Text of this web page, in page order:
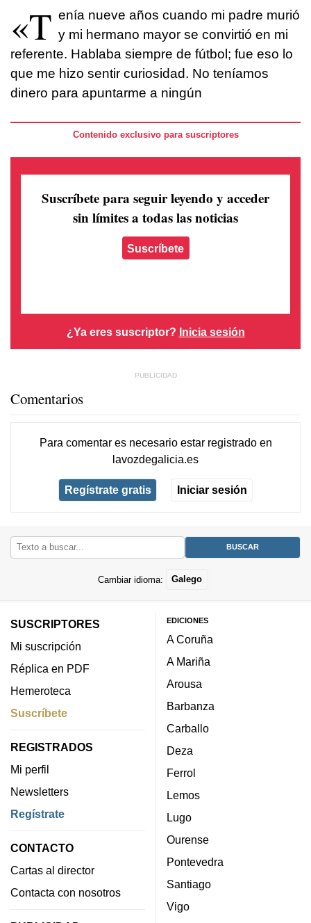
«T enía nueve años cuando mi padre murió
y mi hermano mayor se convirtió en mi
referente. Hablaba siempre de fútbol; fue eso lo
que me hizo sentir curiosidad. No teníamos
dinero para apuntarme a ningún
Contenido exclusivo para suscriptores
Suscríbete para seguir leyendo y acceder
sin límites a todas las noticias
Suscríbete
¿Ya eres suscriptor? Inicia sesión
Comentarios
Para comentar es necesario estar registradoen
lavozdegalicia.es
Regístrate gratis Iniciar sesión
Cambiar idioma: Galego
SUSCRIPTORES
Mi suscripción
Réplica en PDF
Hemeroteca
Suscríbete
REGISTRADOS
Mi perfil
Newsletters
Regístrate
CONTACTO
Cartas al director
Contacta con nosotros
EDICIONES
A Coruña
A Mariña
Arousa
Barbanza
Carballo
Deza
Ferrol
Lemos
Lugo
Ourense
Pontevedra
Santiago
Vigo